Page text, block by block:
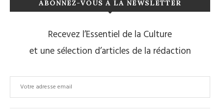
ABONNEZ-VOUS À LA NEWSLETTER
Recevez l’Essentiel de la Culture
et une sélection d’articles de la rédaction